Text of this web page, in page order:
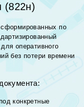
(822н)
по
оперативного
без потери времени
конкретные